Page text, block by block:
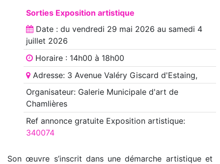
Sorties Exposition artistique
Date : du vendredi 29 mai 2026 au samedi 4
juillet 2026
Horaire : 14h00 à 18h00
Adresse: 3 Avenue Valéry Giscard d'Estaing,
Organisateur: Galerie Municipale d'art de
Chamlières
Ref annoncegratuite Exposition artistique:
340074
Son œuvre s’inscrit dans une démarche artistique et